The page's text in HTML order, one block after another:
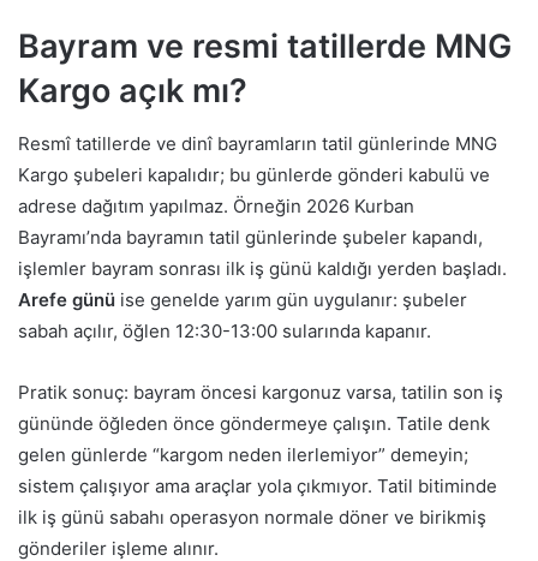
Bayram ve resmi tatillerde MNG
Kargo açık mı?
Resmî tatillerde ve dinî bayramların tatil günlerinde MNG
Kargo şubeleri kapalıdır; bu günlerde gönderi kabulü ve
adrese dağıtım yapılmaz. Örneğin 2026 Kurban
Bayramı’nda bayramın tatil günlerinde şubeler kapandı,
işlemler bayram sonrası ilk iş günü kaldığı yerden başladı.
Arefe günü ise genelde yarım gün uygulanır: şubeler
sabah açılır, öğlen 12:30-13:00 sularında kapanır.
Pratik sonuç: bayram öncesi kargonuz varsa, tatilin son iş
gününde öğleden önce göndermeye çalışın. Tatile denk
gelen günlerde “kargom neden ilerlemiyor” demeyin;
sistem çalışıyor ama araçlar yola çıkmıyor. Tatil bitiminde
ilk iş günü sabahı operasyon normale döner ve birikmiş
gönderiler işleme alınır.